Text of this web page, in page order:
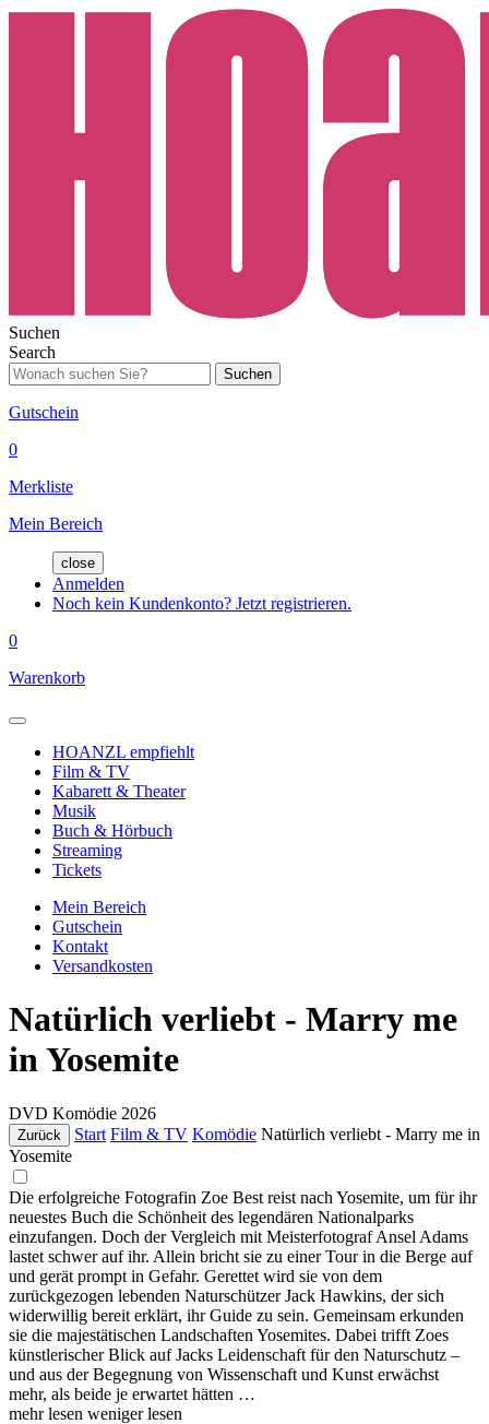
Suchen
Search
Suchen
Gutschein
0
Merkliste
Mein Bereich
close
Anmelden
Noch kein Kundenkonto? Jetzt registrieren.
0
Warenkorb
HOANZL empfiehlt
Film & TV
Kabarett & Theater
Musik
Buch & Hörbuch
Streaming
Tickets
Mein Bereich
Gutschein
Kontakt
Versandkosten
Natürlich verliebt - Marry me
in Yosemite
DVD Komödie 2026
Zurück Start Film & TV Komödie Natürlich verliebt - Marry me in
Yosemite
Die erfolgreiche Fotografin Zoe Best reist nach Yosemite, um für ihr
neuestes Buch die Schönheit des legendären Nationalparks
einzufangen. Doch der Vergleich mit Meisterfotograf Ansel Adams
lastet schwer auf ihr. Allein bricht sie zu einer Tour in die Berge auf
und gerät prompt in Gefahr. Gerettet wird sie von dem
zurückgezogen lebenden Naturschützer Jack Hawkins, der sich
widerwillig bereit erklärt, ihr Guide zu sein. Gemeinsam erkunden
sie die majestätischen Landschaften Yosemites. Dabei trifft Zoes
künstlerischer Blick auf Jacks Leidenschaft für den Naturschutz –
und aus der Begegnung von Wissenschaft und Kunst erwächst
mehr, als beide je erwartet hätten …
mehr lesen weniger lesen